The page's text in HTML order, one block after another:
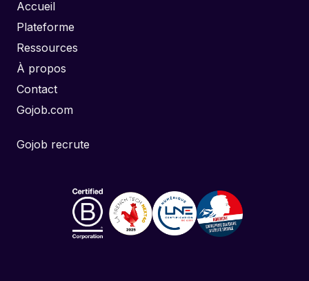
Accueil
Plateforme
Ressources
À propos
Contact
Gojob.com
Gojob recrute